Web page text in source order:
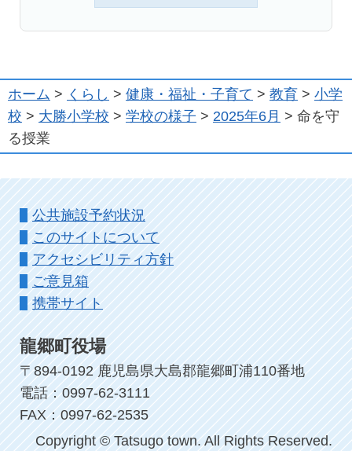
ホーム > くらし > 健康・福祉・子育て > 教育 > 小学
校 > 大勝小学校 > 学校の様子 > 2025年6月 > 命を守
る授業
公共施設予約状況
このサイトについて
アクセシビリティ方針
ご意見箱
携帯サイト
龍郷町役場
〒894-0192 鹿児島県大島郡龍郷町浦110番地
電話：0997-62-3111
FAX：0997-62-2535
Copyright © Tatsugo town. All Rights Reserved.